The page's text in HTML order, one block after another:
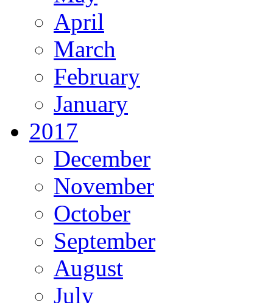
April
March
February
January
2017
December
November
October
September
August
July